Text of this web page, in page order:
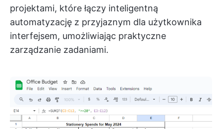
projektami, które łączy inteligentną
automatyzację z przyjaznym dla użytkownika
interfejsem, umożliwiając praktyczne
zarządzanie zadaniami.